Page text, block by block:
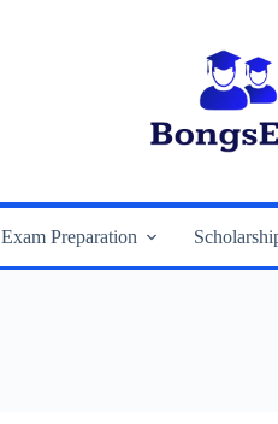
Exam Preparation